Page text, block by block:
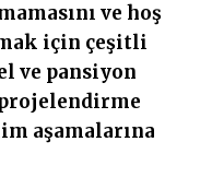
ve hoş
için çeşitli
ve pansiyon
aşamalarına